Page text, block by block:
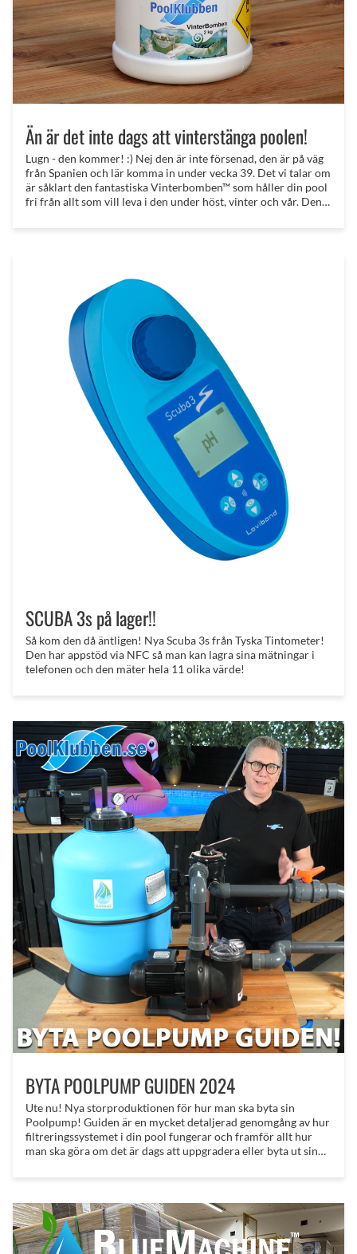
Än är det inte dags att vinterstänga poolen!
Lugn - den kommer! :) Nej den är inte försenad, den är på väg
från Spanien och lär komma in under vecka 39. Det vi talar om
är såklart den fantastiska Vinterbomben™ som håller din pool
fri från allt som vill leva i den under höst, vinter och vår. Den
SCUBA 3s på lager!!
Så kom den då äntligen! Nya Scuba 3s från Tyska Tintometer!
Den har appstöd via NFC så man kan lagra sina mätningar i
telefonen och den mäter hela 11 olika värde!
BYTA POOLPUMP GUIDEN 2024
Ute nu! Nya storproduktionen för hur man ska byta sin
Poolpump! Guiden är en mycket detaljerad genomgång av hur
filtreringssystemet i din pool fungerar och framför allt hur
man ska göra om det är dags att uppgradera eller byta ut sin